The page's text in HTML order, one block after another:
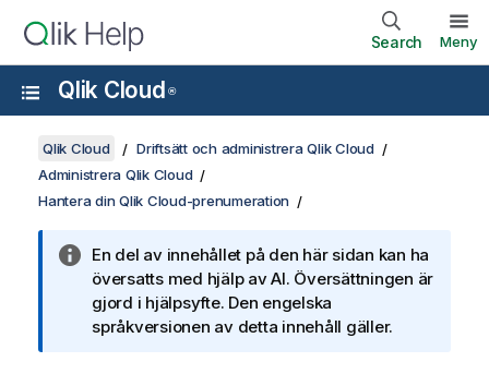
Search Meny
Qlik Cloud ®
Qlik Cloud
Driftsätt och administrera Qlik Cloud
Administrera Qlik Cloud
Hantera din Qlik Cloud-prenumeration
En del av innehållet på den här sidan kan ha
översatts med hjälp av AI. Översättningen är
gjord i hjälpsyfte. Den engelska
språkversionen av detta innehåll gäller.